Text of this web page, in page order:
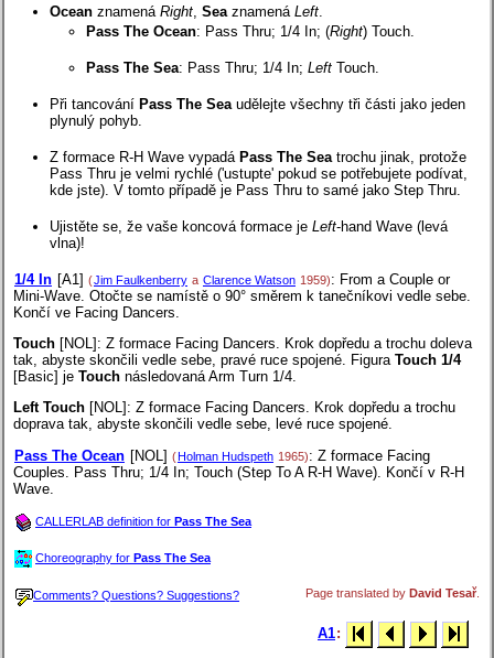
Ocean znamená Right Sea znamená Left
Pass The Ocean: Pass Thru; 1/4 In; (Right) Touch.
Pass The Sea: Pass Thru; 1/4 In; Left Touch.
Při tancování Pass The Sea udělejte všechny tři části jako jeden
plynulý pohyb.
Z formace R-H Wave vypadá Pass The Sea trochu jinak, protože
Pass Thru je velmi rychlé ('ustupte' pokud se potřebujete podívat,
kde jste). V tomto případě je Pass Thru to samé jako Step Thru.
Ujistěte se, že vaše koncová formace je Left-hand Wave (levá
vlna)!
1/4 In [A1] (Jim Faulkenberry a Clarence Watson 1959): From a Couple or
Mini-Wave. Otočte se namístě o 90° směrem k tanečníkovi vedle sebe.
Končí ve Facing Dancers.
Touch [NOL] : Z formace Facing Dancers. Krok dopředu a trochu doleva
tak, abyste skončili vedle sebe, pravé ruce spojené. Figura Touch 1/4
[Basic] je Touch následovaná Arm Turn 1/4.
Left Touch [NOL] : Z formace Facing Dancers. Krok dopředu a trochu
doprava tak, abyste skončili vedle sebe, levé ruce spojené.
Pass The Ocean [NOL] (Holman Hudspeth 1965): Z formace Facing
Couples. Pass Thru; 1/4 In; Touch (Step To A R-H Wave). Končí v R-H
Wave.
CALLERLAB definition for Pass The Sea
Choreography for Pass The Sea
Comments? Questions? Suggestions? Page translated by David Tesař
A1: